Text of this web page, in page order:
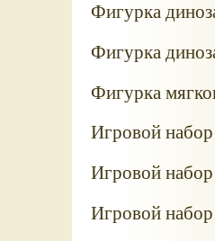
Фигурка
Фигурка
Фигурка
Игровой
Игровой набор
Игровой